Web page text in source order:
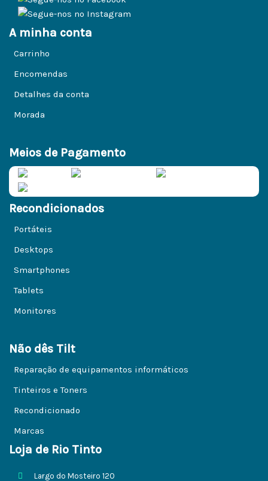
A minha conta
Carrinho
Encomendas
Detalhes da conta
Morada
Meios de Pagamento
Recondicionados
Portáteis
Desktops
Smartphones
Tablets
Monitores
Não dês Tilt
Reparação de equipamentos informáticos
Tinteiros e Toners
Recondicionado
Marcas
Loja de Rio Tinto
Largo do Mosteiro 120